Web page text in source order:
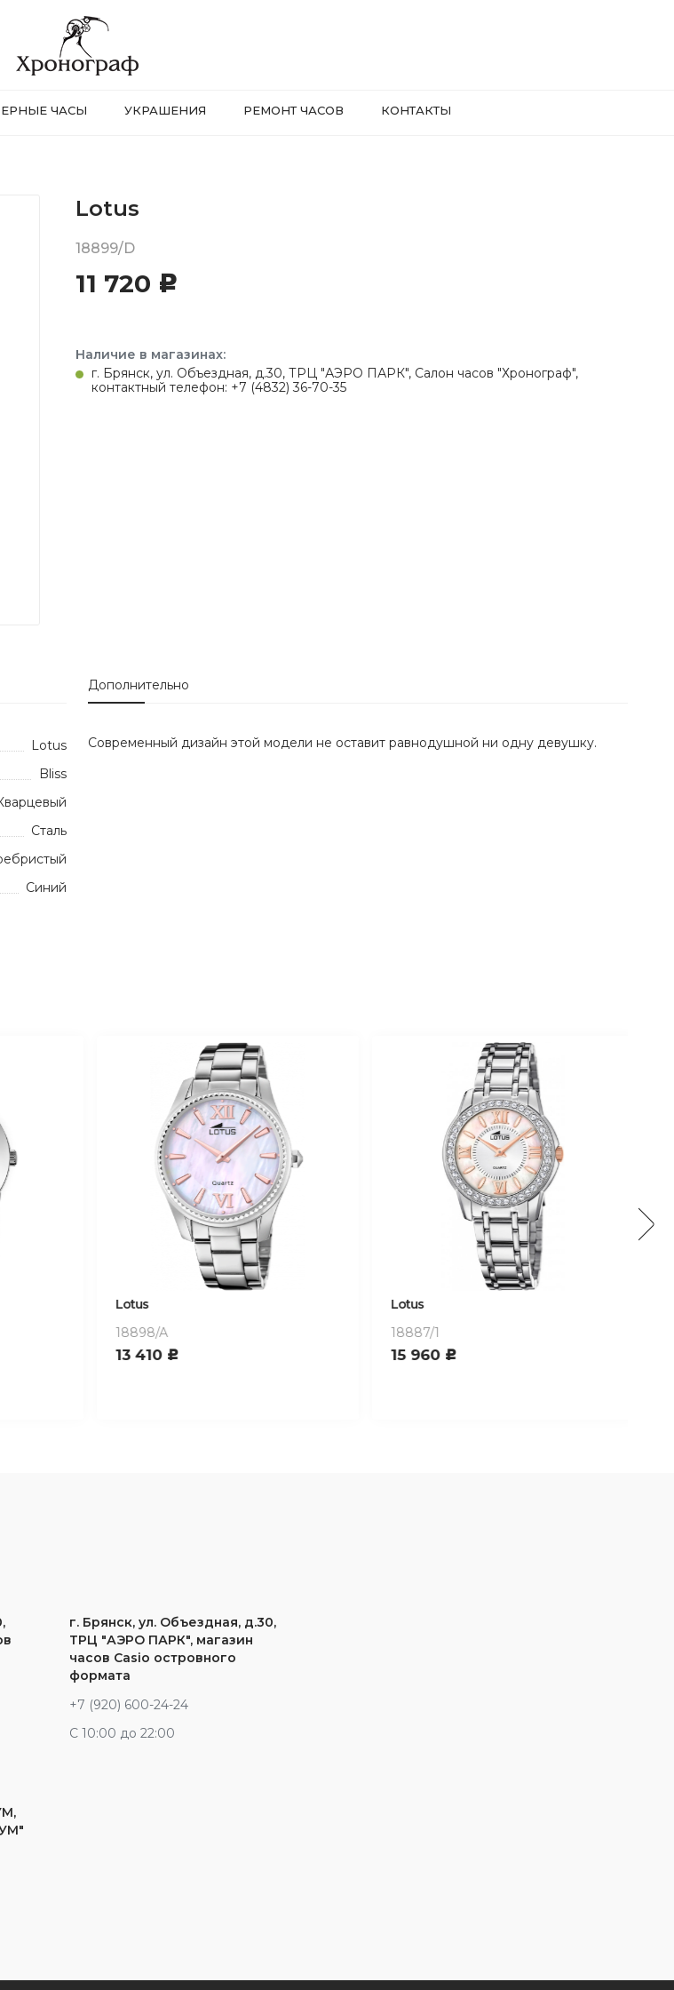
ЧАСЫ УКРАШЕНИЯ РЕМОНТ ЧАСОВ КОНТАКТЫ
Lotus
18899/D
11 720 c
Наличие в магазинах:
г. Брянск, ул. Объездная, д.30, ТРЦ "АЭРО ПАРК", Салон часов "Хронограф",
контактный телефон: +7 (4832) 36-70-35
Lotus
Bliss
Сталь
Синий
Дополнительно
Современный дизайн этой модели не оставит равнодушной ни одну девушку.
Lotus
18898/A
13 410c
Lotus
18887/1
15 960c
г. Брянск, ул. Объездная, д.30,
ТРЦ "АЭРО ПАРК", магазин
часов Casio островного
формата
+7 (920) 600-24-24
С 10:00 до 22:00